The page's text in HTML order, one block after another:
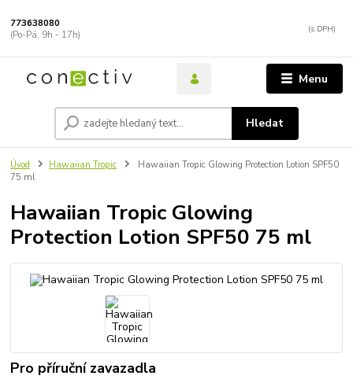
Menu
Hledat
773638080
(Po-Pá, 9h - 17h)
Úvod Hawaiian Tropic
Hawaiian Tropic Glowing Protection Lotion SPF50
75 ml
Hawaiian Tropic Glowing
Protection Lotion SPF50 75 ml
Pro příruční zavazadla